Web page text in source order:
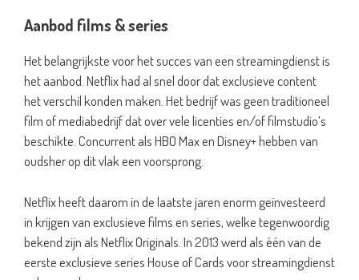
Aanbod films & series
Het belangrijkste voor het succes van een streamingdienst is
het aanbod. Netflix had al snel door dat exclusieve content
het verschil konden maken. Het bedrijf was geen traditioneel
film of mediabedrijf dat over vele licenties en/of filmstudio’s
beschikte. Concurrent als HBO Max en Disney+ hebben van
oudsher op dit vlak een voorsprong.
Netflix heeft daarom in de laatste jaren enorm geïnvesteerd
in krijgen van exclusieve films en series, welke tegenwoordig
bekend zijn als Netflix Originals. In 2013 werd als één van de
eerste exclusieve series House of Cards voor streamingdienst